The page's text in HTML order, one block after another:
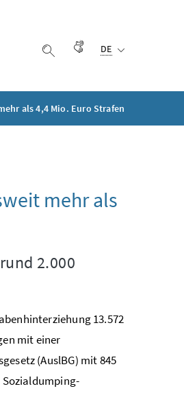
Suche einblenden
Gebärdensprache
DE
als 4,4 Mio. Euro Strafen
mehr als
2.000
13.572
mit einer
(AuslBG) mit 845
Sozialdumping-